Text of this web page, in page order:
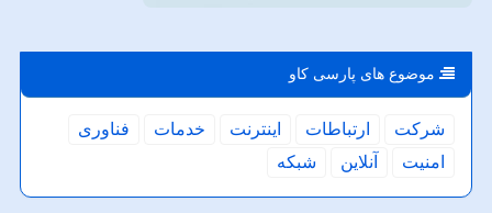
موضوع های پارسی كاو
شركت ارتباطات اینترنت خدمات
فناوری
امنیت
آنلاین شبكه